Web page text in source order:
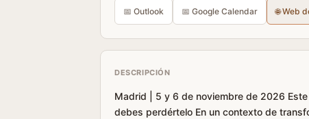
📅 Outlook 📅 Google Calendar 🌐 Web
DESCRIPCIÓN
Madrid | 5 y 6 de noviembre de 2026
debes perdértelo En un contexto de